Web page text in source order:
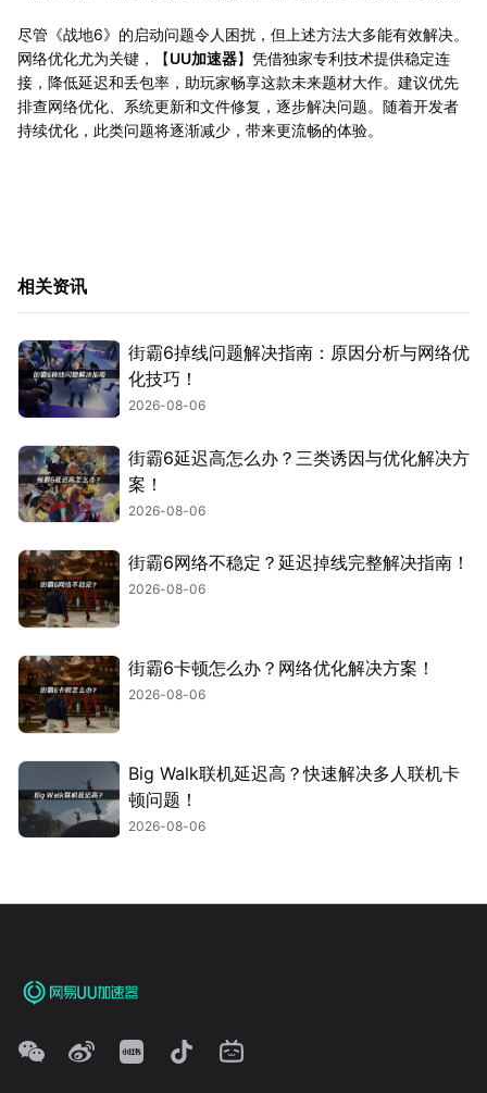
尽管《战地6》的启动问题令人困扰，但上述方法大多能有效解决。
网络优化尤为关键，【UU加速器】凭借独家专利技术提供稳定连
接，降低延迟和丢包率，助玩家畅享这款未来题材大作。建议优先
排查网络优化、系统更新和文件修复，逐步解决问题。随着开发者
持续优化，此类问题将逐渐减少，带来更流畅的体验。
相关资讯
街霸6掉线问题解决指南：原因分析与网络优
化技巧！
2026-08-06
街霸6延迟高怎么办？三类诱因与优化解决方
案！
2026-08-06
街霸6网络不稳定？延迟掉线完整解决指南！
2026-08-06
街霸6卡顿怎么办？网络优化解决方案！
2026-08-06
Big Walk联机延迟高？快速解决多人联机卡
顿问题！
2026-08-06